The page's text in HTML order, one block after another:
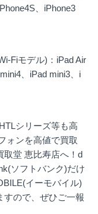
、iPhone3
Fiモデル)：iPad Air
、iPad mini3、i
シリーズ等も高
ォンを高値で買取
取堂 恵比寿店へ！d
ソフトバンク)だけ
イーモバイル)
すので、ぜひご一報